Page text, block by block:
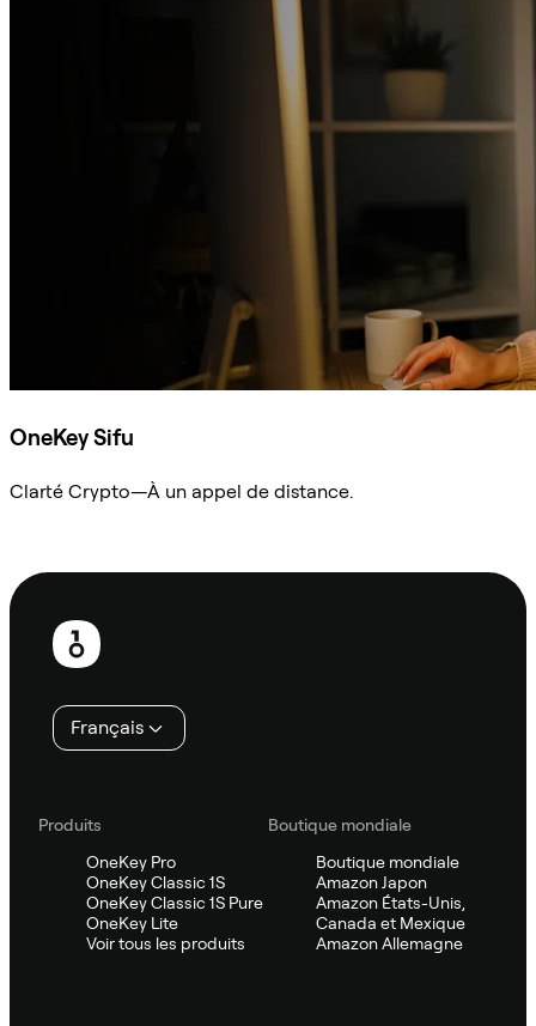
OneKey Sifu
Clarté Crypto—À un appel de distance.
Pied
page
Français
Produits
OneKey Pro
OneKey Classic 1S
OneKey Classic 1S Pure
OneKey Lite
Voir tous les produits
Boutique mondiale
Boutique mondiale
Amazon Japon
Amazon États-Unis,
Canada et Mexique
Amazon Allemagne